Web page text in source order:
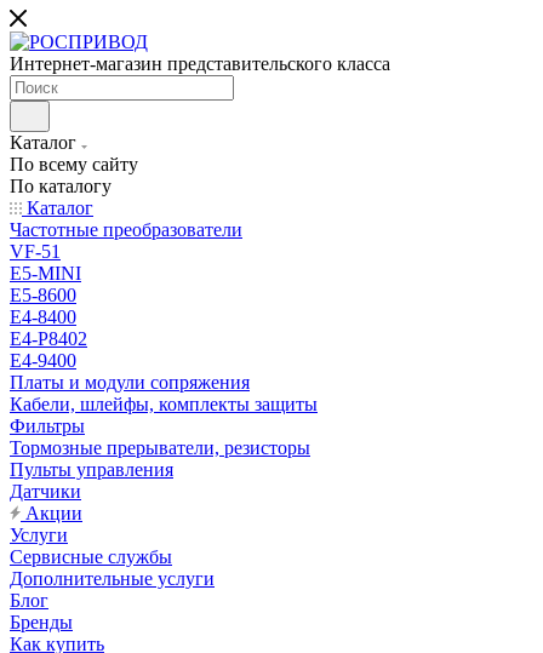
Интернет-магазин представительского класса
Каталог
По всему сайту
По каталогу
Каталог
Частотные преобразователи
VF-51
E5-MINI
Е5-8600
E4-8400
Е4-P8402
Е4-9400
Платы и модули сопряжения
Кабели, шлейфы, комплекты защиты
Фильтры
Тормозные прерыватели, резисторы
Пульты управления
Датчики
Акции
Услуги
Сервисные службы
Дополнительные услуги
Блог
Бренды
Как купить